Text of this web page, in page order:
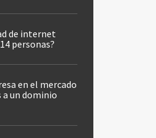
de internet
personas?
en el mercado
a un dominio